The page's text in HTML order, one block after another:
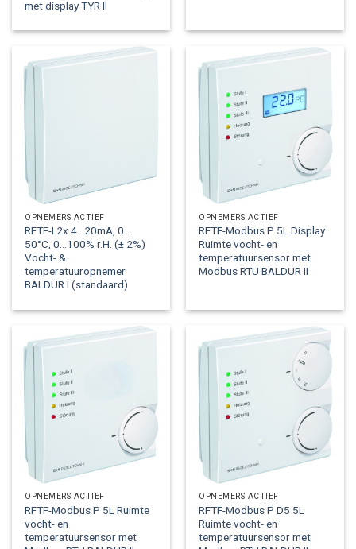
met display TYR II
OPNEMERS ACTIEF
RFTF-I 2x 4…20mA, 0…
50°C, 0…100% r.H. (± 2%)
Vocht- &
temperatuuropnemer
BALDUR I (standaard)
OPNEMERS ACTIEF
RFTF-Modbus P 5L Display
Ruimte vocht- en
temperatuursensor met
Modbus RTU BALDUR II
OPNEMERS ACTIEF
RFTF-Modbus P 5L Ruimte
vocht- en
temperatuursensor met
OPNEMERS ACTIEF
RFTF-Modbus P D5 5L
Ruimte vocht- en
temperatuursensor met